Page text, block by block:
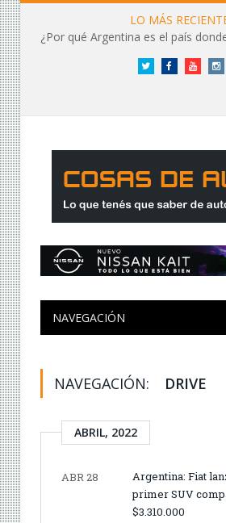
LO MÁS
¿Por qué Argentina es el país
Twitter FacebookYouTube
NAVEGACIÓN
NAVEGACIÓN: DRIVE
ABRIL, 2022
ABR 28
Argentina: Fiat
primer SUV
$3.310.000